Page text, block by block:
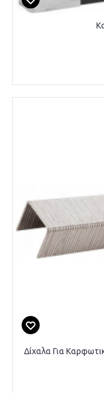
Δίχαλα Για